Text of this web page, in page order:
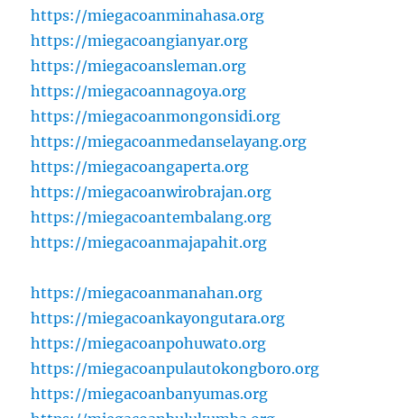
https://miegacoanminahasa.org
https://miegacoangianyar.org
https://miegacoansleman.org
https://miegacoannagoya.org
https://miegacoanmongonsidi.org
https://miegacoanmedanselayang.org
https://miegacoangaperta.org
https://miegacoanwirobrajan.org
https://miegacoantembalang.org
https://miegacoanmajapahit.org
https://miegacoanmanahan.org
https://miegacoankayongutara.org
https://miegacoanpohuwato.org
https://miegacoanpulautokongboro.org
https://miegacoanbanyumas.org